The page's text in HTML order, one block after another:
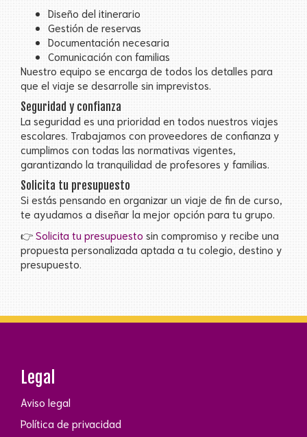
Diseño del itinerario
Gestión de reservas
Documentación necesaria
Comunicación con familias
Nuestro equipo se encarga de todos los detalles para
que el viaje se desarrolle sin imprevistos.
Seguridad y confianza
La seguridad es una prioridad en todos nuestros viajes
escolares. Trabajamos con proveedores de confianza y
cumplimos con todas las normativas vigentes,
garantizando la tranquilidad de profesores y familias.
Solicita tu presupuesto
Si estás pensando en organizar un viaje de fin de curso,
te ayudamos a diseñar la mejor opción para tu grupo.
👉 Solicita tu presupuesto sin compromiso y recibe una
propuesta personalizada aptada a tu colegio, destino y
presupuesto.
Legal
Aviso legal
Política de privacidad